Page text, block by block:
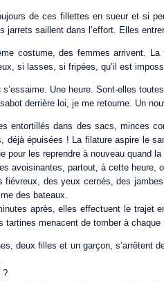
de ces fillettes en sueur et si
jarrets saillent dans l’effort. Elles
costume, des femmes arrivent.
si lasses, si fripées, qu’il est
s’essaime. Une heure. Sont-elles
derrière loi, je me retourne. Un
entortillés dans des sacs, minces
déjà épuisées ! La filature aspire le
pour les reprendre à nouveau quand
avoisinantes, partout, à cette
fiévreux, des yeux cernés, des
des bateaux.
après, elles effectuent le trajet
tartines menacent de tomber à
deux filles et un garçon, s’arrêtent
?